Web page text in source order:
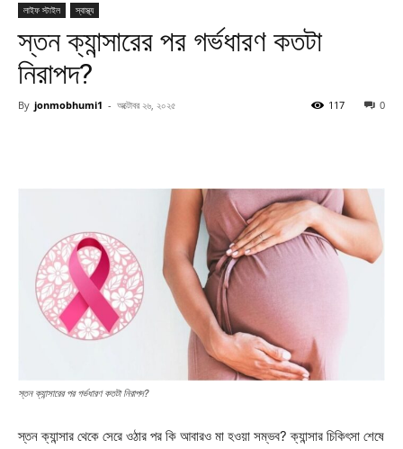
লাইফ স্টাইল স্বাস্থ্য
স্তন ক্যান্সারের পর গর্ভধারণ কতটা
নিরাপদ?
By jonmobhumi1 - অক্টোবর ২৬, ২০২৫ 0
117
স্তন ক্যান্সারের পর গর্ভধারণ কতটা নিরাপদ?
স্তন ক্যান্সার থেকে সেরে ওঠার পর কি আবারও মা হওয়া সম্ভব? ক্যান্সার চিকিৎসা শেষে